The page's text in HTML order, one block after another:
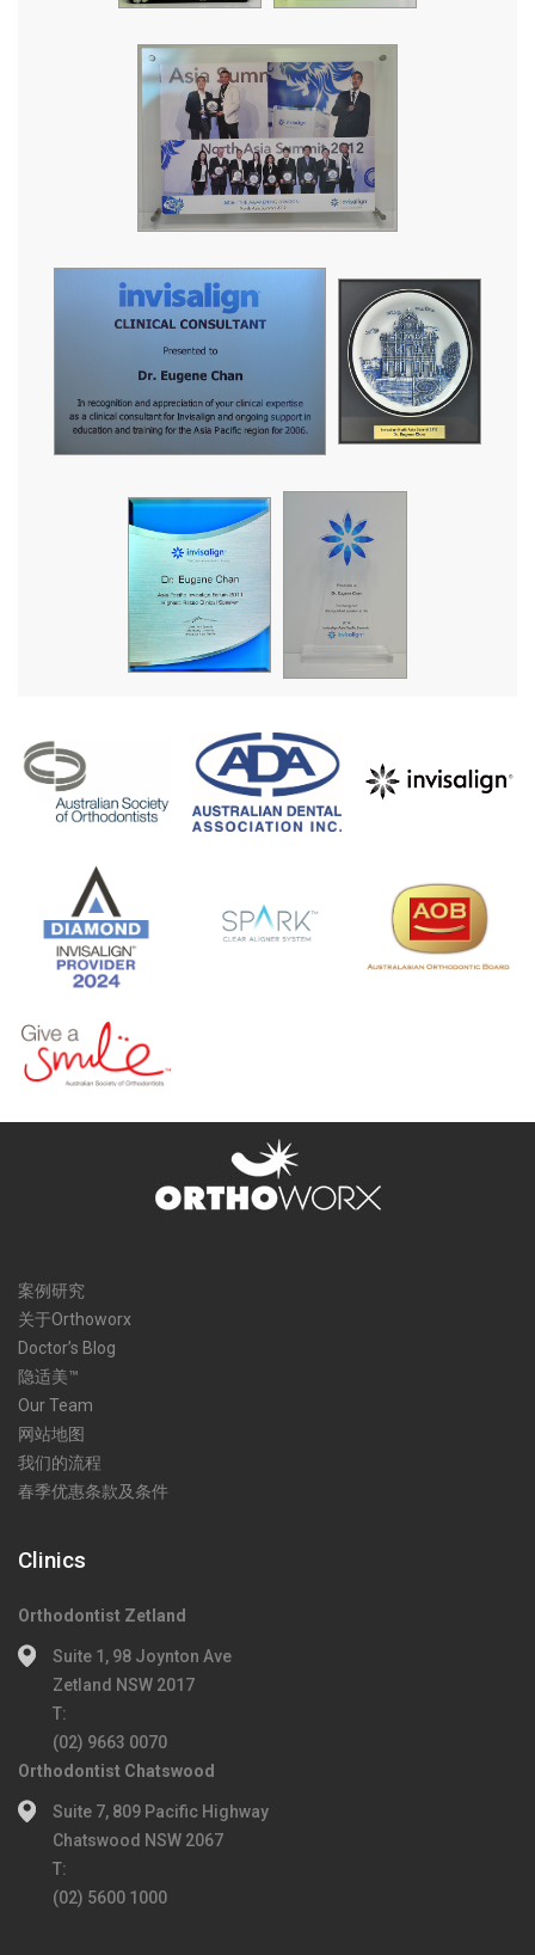
案例研究
关于Orthoworx
Doctor’s Blog
隐适美™
Our Team
网站地图
我们的流程
春季优惠条款及条件
Clinics
Orthodontist Zetland
Suite 1, 98 Joynton Ave
Zetland NSW 2017
T:
(02) 9663 0070
Orthodontist Chatswood
Suite 7, 809 Pacific Highway
Chatswood NSW 2067
T:
(02) 5600 1000